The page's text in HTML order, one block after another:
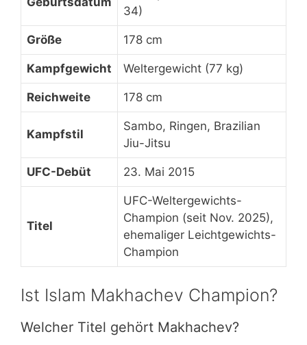
34)
Größe 178 cm
Kampfgewicht Weltergewicht (77 kg)
Reichweite 178 cm
Kampfstil
Sambo, Ringen, Brazilian
Jiu-Jitsu
UFC-Debüt 23. Mai 2015
Titel
UFC-Weltergewichts-
Champion (seit Nov. 2025),
ehemaliger Leichtgewichts-
Champion
Ist Islam Makhachev Champion?
Welcher Titel gehört Makhachev?